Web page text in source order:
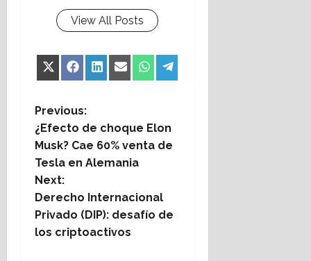
View All Posts
Share
X
Share
Facebook
Share
LinkedIn
Share
EmailShare
WhatsApp
Share
Telegram
P
o
s
t
n
Previous:
¿Efecto de choque Elon
Musk? Cae 60% venta de
Tesla en Alemania
Next:
Derecho Internacional
Privado (DIP): desafío de
los criptoactivos